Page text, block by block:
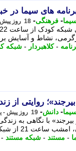
های سیما در
- فرهنگی- 18 روز پیش - دوشنبه 29 تیر 1405، 10:00
نشاط و آسایش
-کلاهبردار - شبکه
روایتی از
- دانش- 19 روز پیش - یکشنبه 28 تیر 1405، 15:30
با نگاهی به
پخش می شود. - مستند گنجی از بیرجند ...
- مستند - شبکه مستند